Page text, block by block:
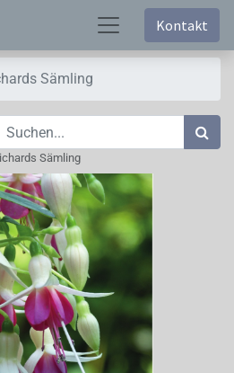
Kontakt
Sämling
Sämling